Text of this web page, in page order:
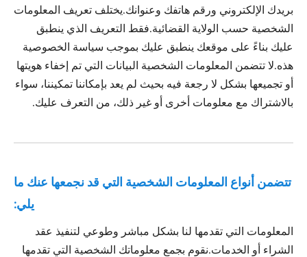
بريدك الإلكتروني ورقم هاتفك وعنوانك.يختلف تعريف المعلومات
الشخصية حسب الولاية القضائية.فقط التعريف الذي ينطبق
عليك بناءً على موقعك ينطبق عليك بموجب سياسة الخصوصية
هذه.لا تتضمن المعلومات الشخصية البيانات التي تم إخفاء هويتها
أو تجميعها بشكل لا رجعة فيه بحيث لم يعد بإمكاننا تمكيننا، سواء
بالاشتراك مع معلومات أخرى أو غير ذلك، من التعرف عليك.
تتضمن أنواع المعلومات الشخصية التي قد نجمعها عنك ما
يلي:
المعلومات التي تقدمها لنا بشكل مباشر وطوعي لتنفيذ عقد
الشراء أو الخدمات.نقوم بجمع معلوماتك الشخصية التي تقدمها